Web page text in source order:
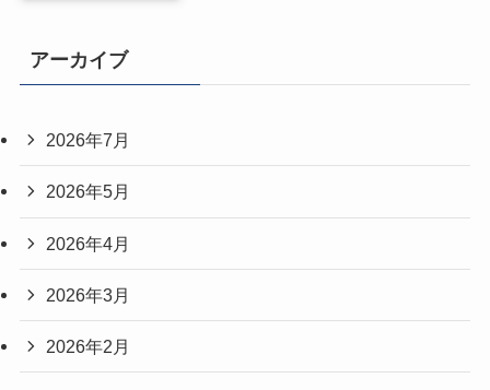
アーカイブ
2026年7月
2026年5月
2026年4月
2026年3月
2026年2月